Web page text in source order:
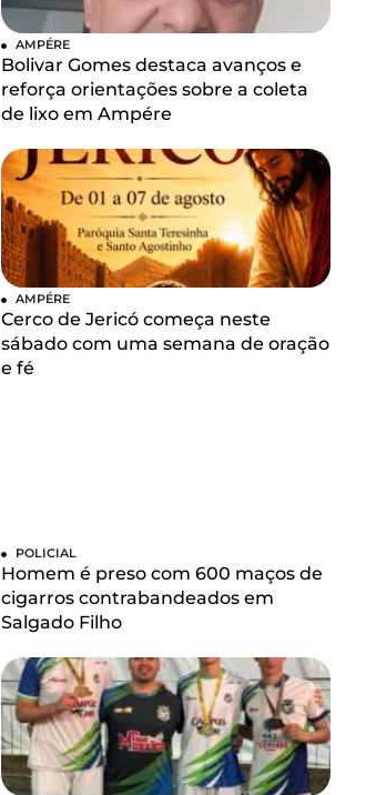
AMPÉRE
Bolivar Gomes destaca avanços e
reforça orientações sobre a coleta
de lixo em Ampére
AMPÉRE
Cerco de Jericó começa neste
sábado com uma semana de oração
e fé
POLICIAL
Homem é preso com 600 maços de
cigarros contrabandeados em
Salgado Filho